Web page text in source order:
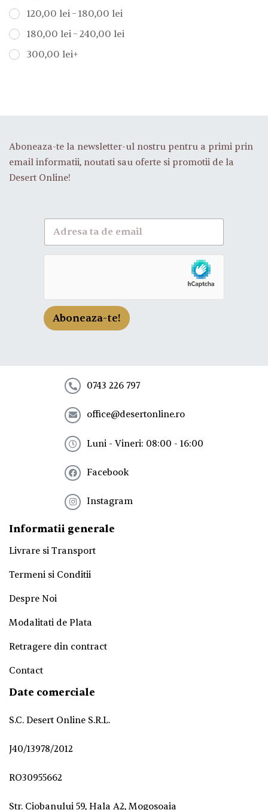
120,00 lei – 180,00 lei
180,00 lei – 240,00 lei
300,00 lei+
Aboneaza-te la newsletter-ul nostru pentru a primi prin
email informatii, noutati sau oferte si promotii de la
Desert Online!
A
o
n
a
-
t
Aboneaza-te!
0743 226 797
office@desertonline.ro
Luni - Vineri: 08:00 - 16:00
Facebook
Instagram
Informatii generale
Livrare si Transport
Termeni si Conditii
Despre Noi
Modalitati de Plata
Retragere din contract
Contact
Date comerciale
S.C. Desert Online S.R.L.
J40/13978/2012
RO30955662
Str. Ciobanului 59, Hala A2, Mogoșoaia